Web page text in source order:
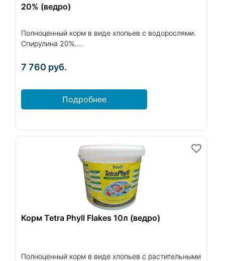
20% (ведро)
Полноценный корм в виде хлопьев с водорослями.
Спирулина 20%....
7 760 руб.
Подробнее
Корм Tetra Phyll Flakes 10л (ведро)
Полноценный корм в виде хлопьев с растительными